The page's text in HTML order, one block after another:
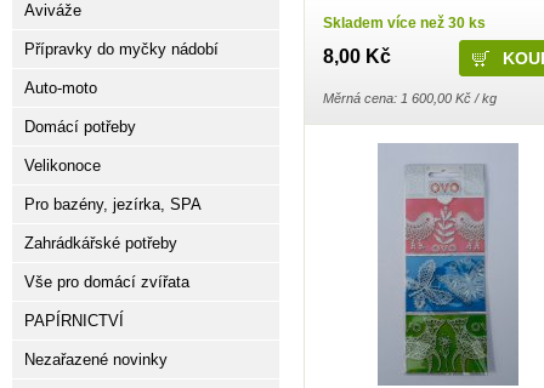
Skladem více než 30 ks
8,00 Kč
Měrná cena: 1 600,00 Kč / kg
Aviváže
Přípravky do myčky nádobí
Auto-moto
Domácí potřeby
Velikonoce
Pro bazény, jezírka, SPA
Zahrádkářské potřeby
Vše pro domácí zvířata
PAPÍRNICTVÍ
Nezařazené novinky